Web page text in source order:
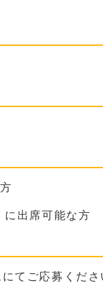
に出席可能な方
てご応募くださ